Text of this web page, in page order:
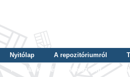
Nyitólap A repozitóriumról
Tallózás képzés szintje szerint